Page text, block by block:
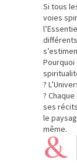
Si tous
voies
Pourquoi
?
?
ses
le
même.
&